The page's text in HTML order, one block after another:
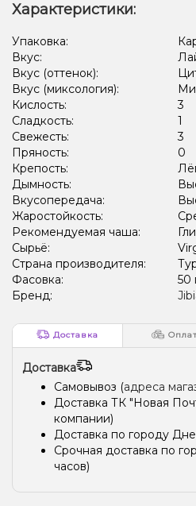
Лёд/Холодок, Манго Жвачка
Апельсин, Лайм, Лёд/Холодок,
Лёд/Холодок, Черника/Голубика
Лёд/Холодок, Мята, Цитрусы
Арбуз, Дыня, Лёд/Холодок
Виноград, Лёд/Холодок Лёд/
Дыня, Клубника, Лёд/Холодок
Лёд/Холодок, Персик, Черника/
Груша/Дюшес, Лёд/Холодок
Виноград, Лайм Лайм, Личи,
Лайм, Персик
Апельсин, Сливки/Крем
Лёд/Холодок, Персик, Чай
Энергетик Клубника Клубника,
Характеристики:
Упаковка:
Вкус:
Вкус (оттенок):
Вкус (миксология):
Кислость:
3
Сладкость:
1
Свежесть:
3
Пряность:
0
Крепость:
Дымность:
Вкусопередача:
Жаростойкость:
Рекомендуемая чаша:
Сырьё:
Страна производителя:
Фасовка:
50
Бренд:
Доставка
Доставка
Самовывоз (адреса
Доставка ТК "Новая
компании)
Доставка по городу
Срочная доставка по
часов)